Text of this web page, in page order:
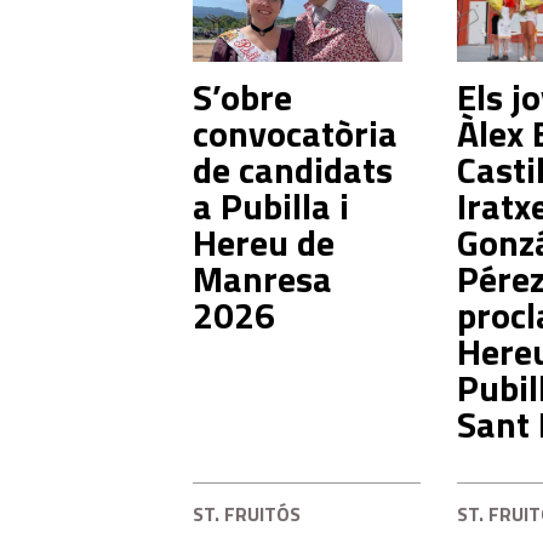
S’obre
convocatòria
de candidats
a Pubilla i
Hereu de
Manresa
2026
Els
Àlex
ST. FRUITÓS ST.